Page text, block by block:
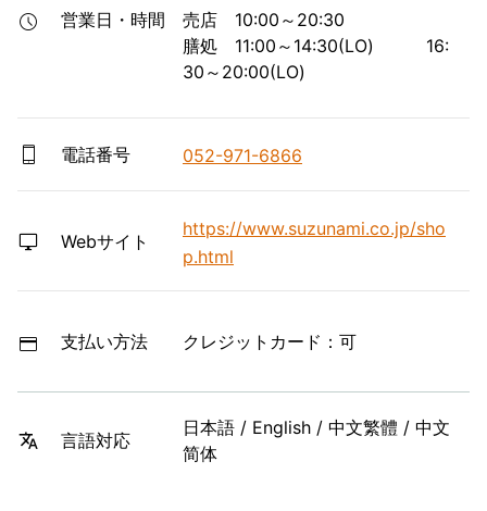
営業日・時間
売店　10:00～20:30
膳処　11:00～14:30(LO)　　　16:
30～20:00(LO)
電話番号 052-971-6866
Webサイト
https://www.suzunami.co.jp/sho
p.html
支払い方法 クレジットカード：可
言語対応
日本語 / English / 中文繁體 / 中文
简体